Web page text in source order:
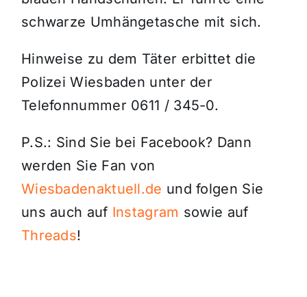
schwarze Umhängetasche mit sich.
Hinweise zu dem Täter erbittet die
Polizei Wiesbaden unter der
Telefonnummer 0611 / 345-0.
P.S.: Sind Sie bei Facebook? Dann
werden Sie Fan von
Wiesbadenaktuell.de und folgen Sie
uns auch auf Instagram sowie auf
Threads!